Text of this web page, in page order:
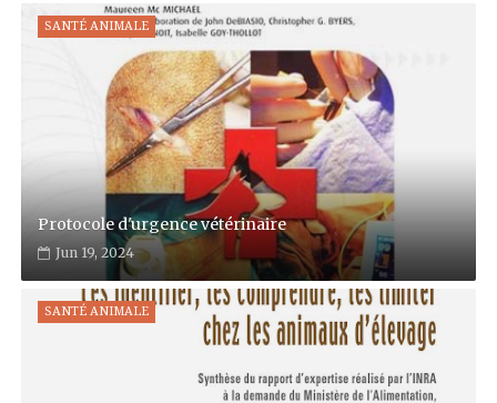
SANTÉ ANIMALE
Protocole d'urgence vétérinaire
Jun 19, 2024
SANTÉ ANIMALE